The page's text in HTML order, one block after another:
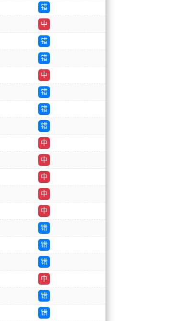
错
中
错
错
中
错
错
错
中
中
中
中
中
错
错
错
中
错
错